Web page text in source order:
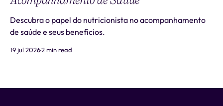
Descubra o papel do nutricionista no acompanhamento
de saúde e seus benefícios.
19 jul 20262 min read